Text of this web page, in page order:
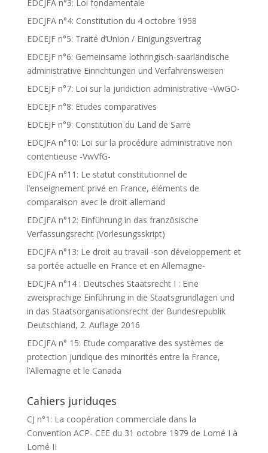
EDCJFA n°3: Loi fondamentale
EDCJFA n°4: Constitution du 4 octobre 1958
EDCEJF n°5: Traité d’Union / Einigungsvertrag
EDCEJF n°6: Gemeinsame lothringisch-saarländische
administrative Einrichtungen und Verfahrensweisen
EDCEJF n°7: Loi sur la juridiction administrative -VwGO-
EDCEJF n°8: Etudes comparatives
EDCEJF n°9: Constitution du Land de Sarre
EDCJFA n°10: Loi sur la procédure administrative non
contentieuse -VwVfG-
EDCJFA n°11: Le statut constitutionnel de
l’enseignement privé en France, éléments de
comparaison avec le droit allemand
EDCJFA n°12: Einführung in das französische
Verfassungsrecht (Vorlesungsskript)
EDCJFA n°13: Le droit au travail -son développement et
sa portée actuelle en France et en Allemagne-
EDCJFA n°14 : Deutsches Staatsrecht I : Eine
zweisprachige Einführung in die Staatsgrundlagen und
in das Staatsorganisationsrecht der Bundesrepublik
Deutschland, 2. Auflage 2016
EDCJFA n° 15: Etude comparative des systèmes de
protection juridique des minorités entre la France,
l’Allemagne et le Canada
Cahiers juriduqes
CJ n°1: La coopération commerciale dans la
Convention ACP- CEE du 31 octobre 1979 de Lomé I à
Lomé II